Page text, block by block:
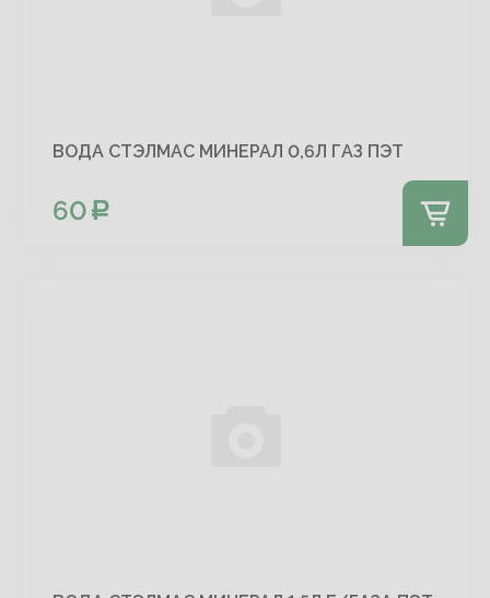
ВОДА СТЭЛМАС МИНЕРАЛ 0,6Л ГАЗ ПЭТ
60